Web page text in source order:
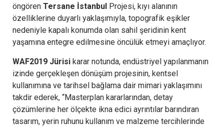
öngören Tersane İstanbul Projesi, kıyı alanının
özelliklerine duyarlı yaklaşımıyla, topografik eşikler
nedeniyle kapalı konumda olan sahil şeridinin kent
yaşamına entegre edilmesine öncülük etmeyi amaçlıyor.
WAF2019 Jürisi karar notunda, endüstriyel yapılanmanın
izinde gerçekleşen dönüşüm projesinin, kentsel
kullanımına ve tarihsel bağlama dair mimari yaklaşımını
takdir ederek, “Masterplan kararlarından, detay
çözümlerine her ölçekte ikna edici ayrıntılar barındıran
tasarım, yerin ruhunu kullanım ve malzeme tercihlerinde